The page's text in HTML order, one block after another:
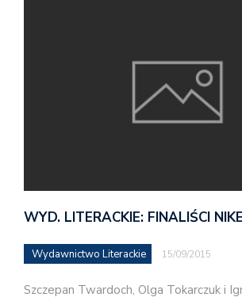
WYD. LITERACKIE: FINALIŚCI
Wydawnictwo Literackie 15/09/2015
Szczepan Twardoch, Olga Tokarczuk i